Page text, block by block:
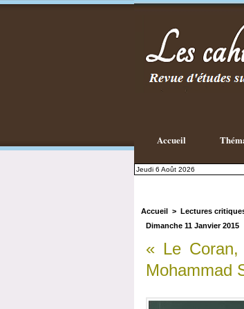
Accueil
Jeudi 6 Août 2026
Accueil > Lectures
Dimanche 11 Janvier 2015
« Le Coran,
Mohammad